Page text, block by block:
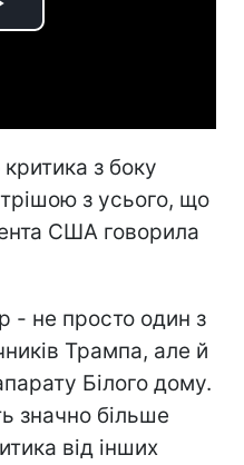
з боку
з усього, що
США говорила
- не просто один з
Трампа, але й
Білого дому.
значно більше
від інших